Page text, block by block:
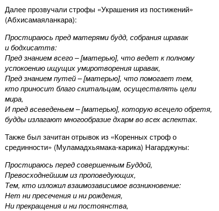
Далее прозвучали строфы «Украшения из постижений»
(Абхисамаяланкара):
Простираюсь пред матерями будд, собрания шравак
и бодхисаттв:
Пред знанием всего – [матерью], что ведет к полному
успокоению ищущих умиротворения шравак,
Пред знанием путей – [матерью], что помогает тем,
кто приносит благо скитальцам, осуществлять цели
мира,
И пред всеведеньем – [матерью], которую всецело обретя,
будды излагают многообразие дхарм во всех аспектах.
Также был зачитан отрывок из «Коренных строф о
срединности» (Муламадхьямака-карика) Нагарджуны:
Простираюсь перед совершенным Буддой,
Превосходнейшим из проповедующих,
Тем, кто изложил взаимозависимое возникновение:
Нет ни пресечения и ни рождения,
Ни прекращения и ни постоянства,